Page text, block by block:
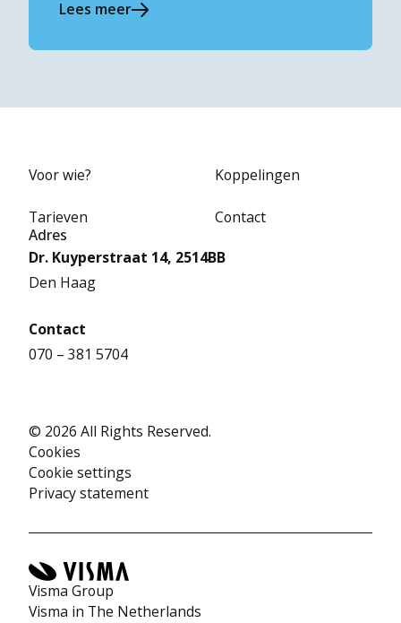
Lees meer
Voor wie? Koppelingen
Tarieven
Contact
Adres
Dr. Kuyperstraat 14, 2514BB
Den Haag
Contact
070 – 381 5704
© 2026 All Rights Reserved.
Cookies
Cookie settings
Privacy statement
Visma Group
Visma in The Netherlands